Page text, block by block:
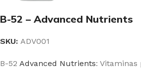
B-52 – Advanced Nutrients
SKU: ADV001
B-52 Advanced Nutrients: